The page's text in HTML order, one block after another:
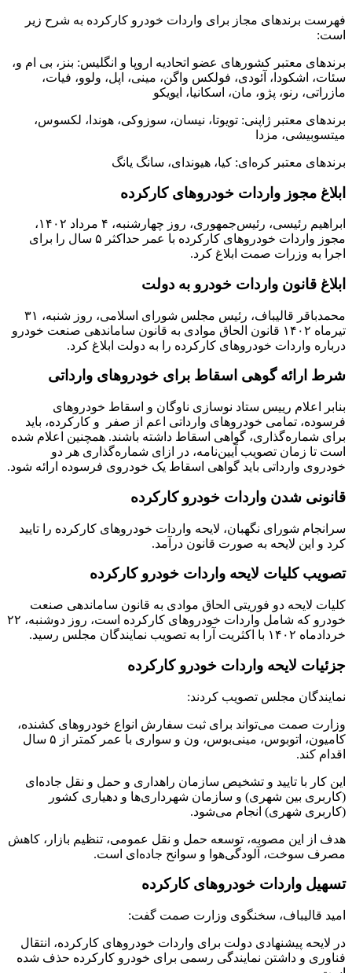
فهرست برندهای مجاز برای واردات خودرو کارکرده به شرح زیر
است:
برندهای معتبر کشورهای عضو اتحادیه اروپا و انگلیس: بنز، بی ام و،
سئات، اشکودا، آئودی، فولکس واگن، مینی، اپل، ولوو، فیات،
مازراتی، رنو، پژو، مان، اسکانیا، ایویکو
برندهای معتبر ژاپنی: تویوتا، نیسان، سوزوکی، هوندا، لکسوس،
میتسوبیشی، مزدا
برندهای معتبر کره‌ای: کیا، هیوندای، سانگ یانگ
ابلاغ مجوز واردات خودروهای کارکرده
ابراهیم رئیسی، رئیس‌جمهوری، روز چهارشنبه، ۴ مرداد ۱۴۰۲،
مجوز واردات خودروهای کارکرده با عمر حداکثر ۵ سال را برای
اجرا به وزرات صمت ابلاغ کرد.
ابلاغ قانون واردات خودرو به دولت
محمدباقر قالیباف، رئیس مجلس شورای اسلامی، روز شنبه، ۳۱
تیرماه ۱۴۰۲ قانون الحاق موادی به قانون ساماندهی صنعت خودرو
درباره واردات خودروهای کارکرده را به دولت ابلاغ کرد.
شرط ارائه گوهی اسقاط برای خودروهای وارداتی
بنابر اعلام رییس ستاد نوسازی ناوگان و اسقاط خودروهای
فرسوده، تمامی خودروهای وارداتی اعم از صفر و کارکرده، باید
برای شماره‌گذاری، گواهی اسقاط داشته باشند. همچنین اعلام شده
است تا زمان تصویب آیین‌نامه، در ازای شماره‌گذاری هر دو
خودروی وارداتی باید گواهی اسقاط یک خودروی فرسوده ارائه شود.
قانونی شدن واردات خودرو کارکرده
سرانجام شورای نگهبان، لایحه واردات خودروهای کارکرده را تایید
کرد و این لایحه به صورت قانون درآمد.
تصویب کلیات لایحه واردات خودرو کارکرده
کلیات لایحه دو فوریتی الحاق موادی به قانون ساماندهی صنعت
خودرو که شامل واردات خودروهای کارکرده است، روز دوشنبه، ۲۲
خردادماه ۱۴۰۲ با اکثریت آرا به تصویب نمایندگان مجلس رسید.
جزئیات لایحه واردات خودرو کارکرده
نمایندگان مجلس تصویب کردند:
وزارت صمت می‌تواند برای ثبت سفارش انواع خودروهای کشنده،
کامیون، اتوبوس، مینی‌بوس، ون و سواری با عمر کمتر از ۵ سال
اقدام کند.
این کار با تایید و تشخیص سازمان راهداری و حمل و نقل جاده‌ای
(کاربری بین شهری) و سازمان شهرداری‌ها و دهیاری کشور
(کاربری شهری) انجام می‌شود.
هدف از این مصوبه، توسعه حمل و نقل عمومی، تنظیم بازار، کاهش
مصرف سوخت، آلودگی‌هوا و سوانح جاده‌ای است.
تسهیل واردات خودروهای کارکرده
امید قالیباف، سخنگوی وزارت صمت گفت:
در لایحه پیشنهادی دولت برای واردات خودروهای کارکرده، انتقال
فناوری و داشتن نمایندگی رسمی برای خودرو کارکرده حذف شده